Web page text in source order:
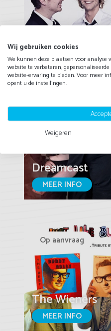
MEER INFO
€2.195,-
Dreamcast
MEER INFO
Op aanvraag
The Wieners
MEER INFO
Wij gebruiken cookies
We kunnen deze plaatsen voor analyse
website te verbeteren,
website-ervaring te bieden. Voor meer
opent u de instellingen.
Weigeren